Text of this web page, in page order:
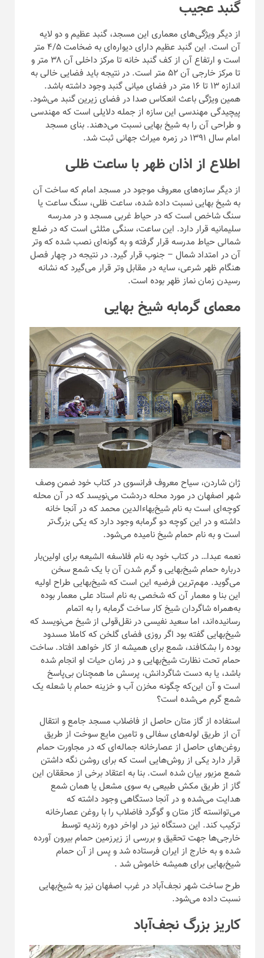
گنبد عجیب
از دیگر ویژگی‌های معماری این مسجد، گنبد عظیم و دو لایه
آن است. این گنبد عظیم دارای دیواره‌ای به ضخامت ۴/۵ متر
است و ارتفاع آن از کف گنبد خانه تا مرکز داخلی آن ۳۸ متر و
تا مرکز خارجی آن ۵۲ متر است. در نتیجه باید فضایی خالی به
اندازه ۱۳ تا ۱۶ متر در فضای میانی گنبد وجود داشته باشد.
همین ویژگی باعث انعکاس صدا در فضای زیرین گنبد می‌شود.
پیچیدگی مهندسی این سازه از جمله دلایلی است که مهندسی
و طراحی آن را به شیخ بهایی نسبت می‌دهند. بنای مسجد
امام سال ۱۳۹۱ در زمره میراث جهانی ثبت شد.
اطلاع از اذان ظهر با ساعت ظلی
از دیگر سازه‌های معروف موجود در مسجد امام که ساخت آن
به شیخ بهایی نسبت داده شده، ساعت ظلی، سنگ ساعت یا
سنگ شاخص است که در حیاط غربی مسجد و در مدرسه
سلیمانیه قرار دارد. این ساعت، سنگی مثلثی است که در ضلع
شمالی حیاط مدرسه قرار گرفته و به گونه‌ای نصب شده که وتر
آن در امتداد شمال – جنوب قرار گیرد. در نتیجه در چهار فصل
هنگام ظهر شرعی، سایه در مقابل وتر قرار می‌گیرد که نشانه
رسیدن زمان نماز ظهر بوده است.
معمای گرمابه شیخ بهایی
ژان شاردن، سیاح معروف فرانسوی در کتاب خود ضمن وصف
شهر اصفهان در مورد محله دردشت می‌نویسد که در آن محله
کوچه‌ای است به نام شیخ‌بهاء‌الدین محمد که در آنجا خانه
داشته و در این کوچه دو گرمابه وجود دارد که یکی بزرگ‌تر
است و به نام حمام شیخ نامیده می‌شود.
نعمه عبدا… در کتاب خود به نام فلاسفه الشیعه برای اولین‌بار
درباره حمام شیخ‌بهایی و گرم شدن آن با یک شمع سخن
می‌گوید. مهم‌ترین فرضیه این است که شیخ‌بهایی طراح اولیه
این بنا و معمار آن که شخصی به نام استاد علی معمار بوده
به‌همراه شاگردان شیخ کار ساخت گرمابه را به اتمام
رسانیده‌اند، اما سعید نفیسی در نقل‌قولی از شیخ می‌نویسد که
شیخ‌بهایی گفته بود اگر روزی فضای گلخن که کاملا مسدود
بوده را بشکافند، شمع برای همیشه از کار خواهد افتاد. ‌ساخت
حمام تحت نظارت شیخ‌بهایی و در زمان حیات او انجام شده
باشد، یا به دست شاگردانش، پرسش ما همچنان بی‌پاسخ
است و آن این‌که چگونه مخزن آب و خزینه حمام با شعله یک
شمع گرم می‌شده است؟
استفاده از گاز متان حاصل از فاضلاب مسجد جامع و انتقال
آن از طریق لوله‌های سفالی و تامین مایع سوخت از طریق
روغن‌های حاصل از عصارخانه جماله‌ای که در مجاورت حمام
قرار دارد یکی از روش‌هایی است که برای روشن نگه داشتن
شمع مزبور بیان شده است. بنا به اعتقاد برخی از محققان این
گاز از طریق مکش طبیعی به سوی مشعل یا همان شمع
هدایت می‌شده و در آنجا دستگاهی وجود داشته که
می‌توانسته گاز متان و گوگرد فاضلاب را با روغن عصارخانه
ترکیب کند. این دستگاه نیز در اواخر دوره زندیه توسط
خارجی‌ها جهت تحقیق و بررسی از زیرزمین حمام بیرون آورده
شده و به خارج از ایران فرستاده شد و پس از آن حمام
شیخ‌بهایی برای همیشه خاموش شد .
طرح ساخت شهر نجف‌آباد در غرب اصفهان نیز به شیخ‌بهایی
نسبت داده می‌شود.
کاریز بزرگ نجف‌آباد